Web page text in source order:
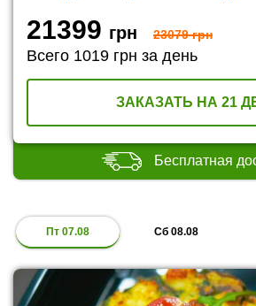
Пт 07.08 Сб 08.08
21399 грн 23079грн
Всего 1019 грн за день
ЗАКАЗАТЬ НА 21
Бесплатная